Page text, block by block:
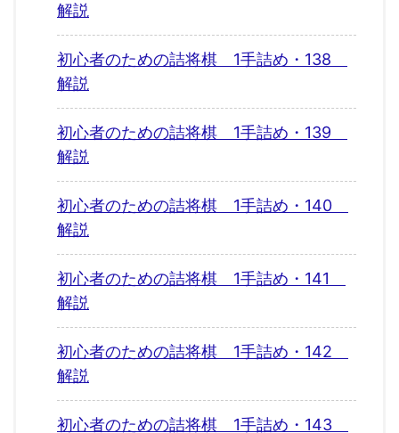
解説
初心者のための詰将棋 1手詰め・138
解説
初心者のための詰将棋 1手詰め・139
解説
初心者のための詰将棋 1手詰め・140
解説
初心者のための詰将棋 1手詰め・141
解説
初心者のための詰将棋 1手詰め・142
解説
初心者のための詰将棋 1手詰め・143